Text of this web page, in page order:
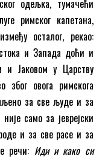
одељка, тумачећи
римског капетана,
осталог, рекао:
и Запада доћи и
и Јаковом у Царству
због овога римскога
за све људе и за
само за јеврејски
и за све расе и за
речи: Иди и како си